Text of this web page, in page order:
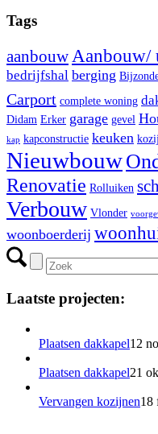
Tags
aanbouw Aanbouw/
bedrijfshal berging
Carport complete woning
Didam Erker garage gevel
kap kapconstructie keuken
Nieuwbouw
Renovatie Rolluiken
Verbouw Vlonder
woonboerderij
Laatste projecten:
Plaatsen dakkapel12
Plaatsen dakkapel21
Vervangen kozijnen18